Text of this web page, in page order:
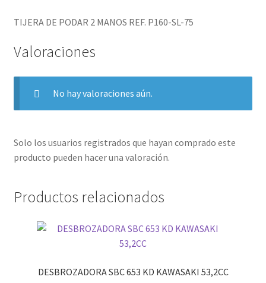
TIJERA DE PODAR 2 MANOS REF. P160-SL-75
Valoraciones
No hay valoraciones aún.
Solo los usuarios registrados que hayan comprado este
producto pueden hacer una valoración.
Productos relacionados
DESBROZADORA SBC 653 KD KAWASAKI 53,2CC